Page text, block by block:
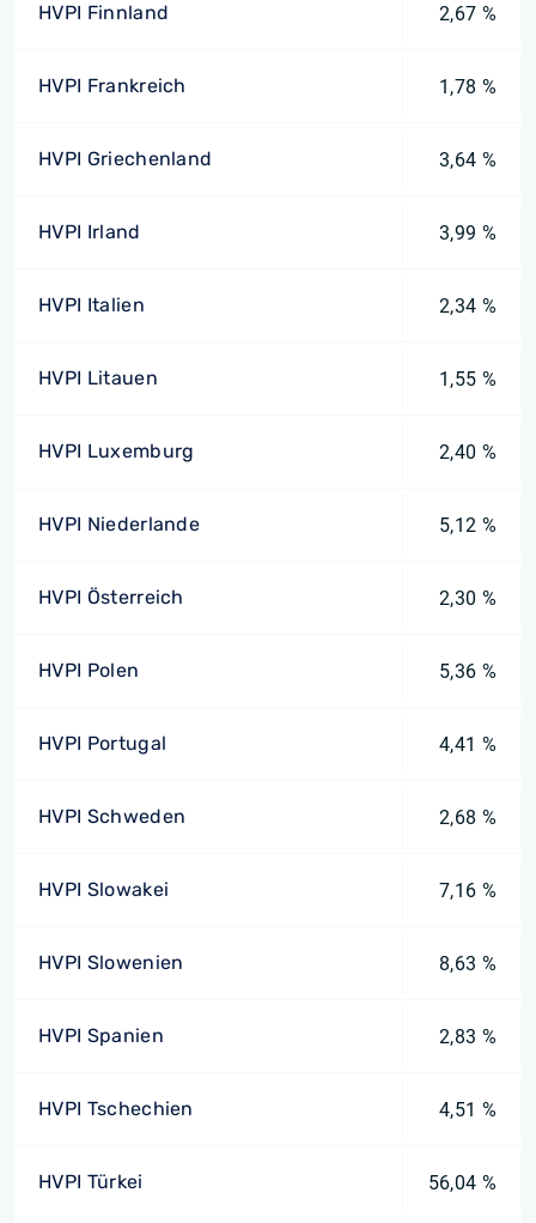
HVPI Finnland 2,67 %
HVPI Frankreich 1,78 %
HVPI Griechenland 3,64 %
HVPI Irland 3,99 %
HVPI Italien 2,34 %
HVPI Litauen 1,55 %
HVPI Luxemburg 2,40 %
HVPI Niederlande 5,12 %
HVPI Österreich 2,30 %
HVPI Polen 5,36 %
HVPI Portugal 4,41 %
HVPI Schweden 2,68 %
HVPI Slowakei 7,16 %
HVPI Slowenien 8,63 %
HVPI Spanien 2,83 %
HVPI Tschechien 4,51 %
HVPI Türkei 56,04 %